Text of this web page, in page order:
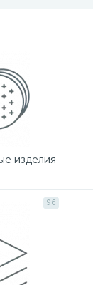
изделия
96